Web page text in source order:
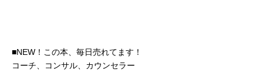
■NEW！この本、毎日売れてます！
コーチ、コンサル、カウンセラー